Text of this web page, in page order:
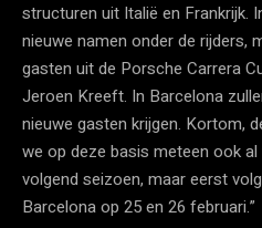
structuren uit Italië en Frankrijk.
nieuwe namen onder de rijders,
gasten uit de Porsche Carrera
Jeroen Kreeft. In Barcelona
nieuwe gasten krijgen. Kortom,
we op deze basis meteen ook
volgend seizoen, maar eerst
Barcelona op 25 en 26 februari.”